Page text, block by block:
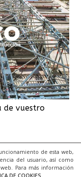
de esta web,
del usuario, así como
Para más información
DE COOKIES
de vuestro
5 6